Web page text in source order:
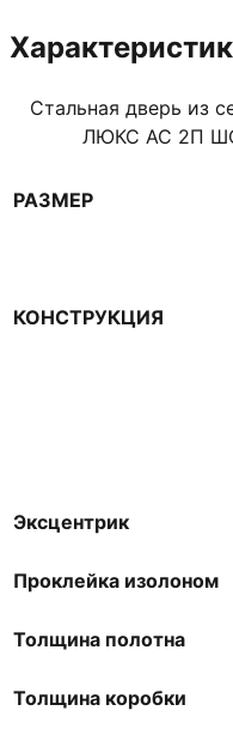
Стальная дверь из
ЛЮКС АС 2П
РАЗМЕР
КОНСТРУКЦИЯ
Эксцентрик
Проклейка изолоном
Толщина полотна
Толщина коробки